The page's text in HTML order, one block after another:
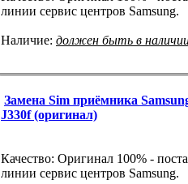
линии сервис центров Samsung.
Наличие: должен быть в
Замена Sim приёмника
J330f (оригинал)
Качество: Оригинал 100% -
линии сервис центров Samsung.